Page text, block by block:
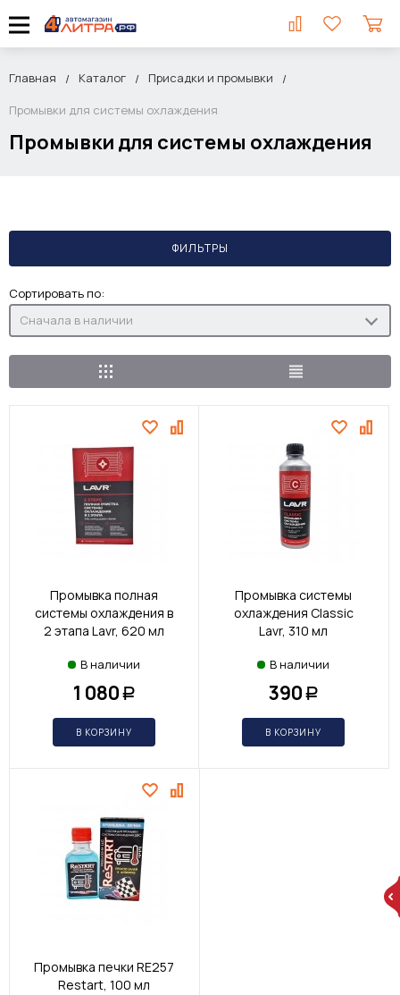
Главная Каталог
Присадки и промывки
Промывки для системы охлаждения
Промывки для системы охлаждения
ФИЛЬТРЫ
Сортировать по:
Сначала в наличии
Промывка полная
системы охлаждения в
2 этапа Lavr, 620 мл
В наличии
1 080 Р
В КОРЗИНУ
Промывка системы
охлаждения Classic
Lavr, 310 мл
В наличии
390 Р
В КОРЗИНУ
Промывка печки RE257
Restart, 100 мл